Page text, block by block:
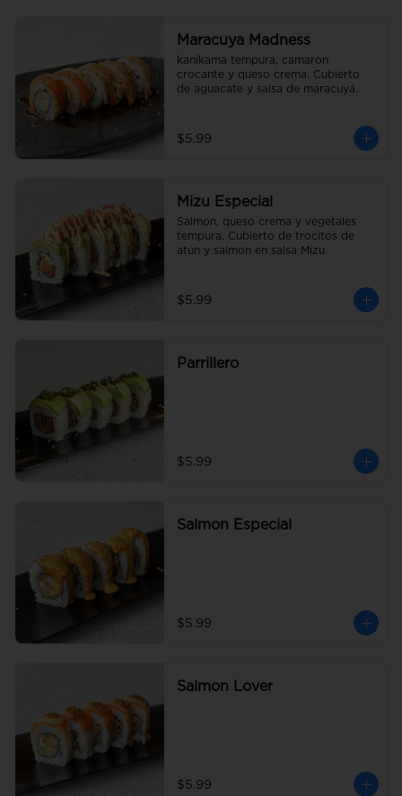
Maracuya Madness
kanikama tempura, camaron
crocante y queso crema. Cubierto
de aguacate y salsa de maracuyá.
$5.99
Mizu Especial
Salmon, queso crema y vegetales
tempura. Cubierto de trocitos de
atún y salmon en salsa Mizu
$5.99
Parrillero
$5.99
Salmon Especial
$5.99
Salmon Lover
$5.99